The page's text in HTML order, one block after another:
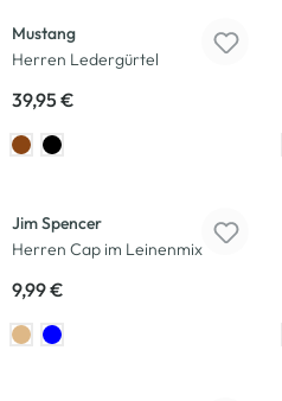
Mustang
Herren Ledergürtel
39,95 €
Jim Spencer
Herren Cap im Leinenmix
9,99 €